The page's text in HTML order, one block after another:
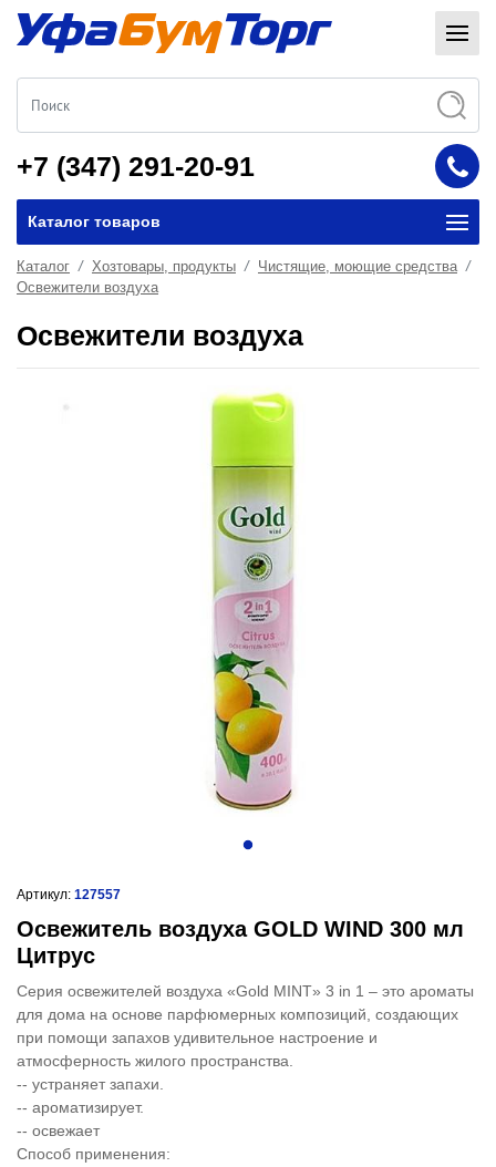
+7 (347) 291-20-91
Каталог товаров
Каталог Хозтовары, продукты
Чистящие, моющие средства
Освежители воздуха
Освежители воздуха
Артикул: 127557
Освежитель воздуха GOLD WIND 300 мл
Цитрус
Серия освежителей воздуха «Gold MINT» 3 in 1 – это ароматы
для дома на основе парфюмерных композиций, создающих
при помощи запахов удивительное настроение и
атмосферность жилого пространства.
-- устраняет запахи.
-- ароматизирует.
-- освежает
Способ применения: